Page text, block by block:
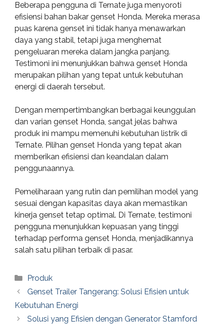
Beberapa pengguna di Ternate juga menyoroti
efisiensi bahan bakar genset Honda. Mereka merasa
puas karena genset ini tidak hanya menawarkan
daya yang stabil, tetapi juga menghemat
pengeluaran mereka dalam jangka panjang.
Testimoni ini menunjukkan bahwa genset Honda
merupakan pilihan yang tepat untuk kebutuhan
energi di daerah tersebut.
Dengan mempertimbangkan berbagai keunggulan
dan varian genset Honda, sangat jelas bahwa
produk ini mampu memenuhi kebutuhan listrik di
Ternate. Pilihan genset Honda yang tepat akan
memberikan efisiensi dan keandalan dalam
penggunaannya.
Pemeliharaan yang rutin dan pemilihan model yang
sesuai dengan kapasitas daya akan memastikan
kinerja genset tetap optimal. Di Ternate, testimoni
pengguna menunjukkan kepuasan yang tinggi
terhadap performa genset Honda, menjadikannya
salah satu pilihan terbaik di pasar.
Categories
Produk
Genset Trailer Tangerang: Solusi Efisien untuk
Kebutuhan Energi
Solusi yang Efisien dengan Generator Stamford